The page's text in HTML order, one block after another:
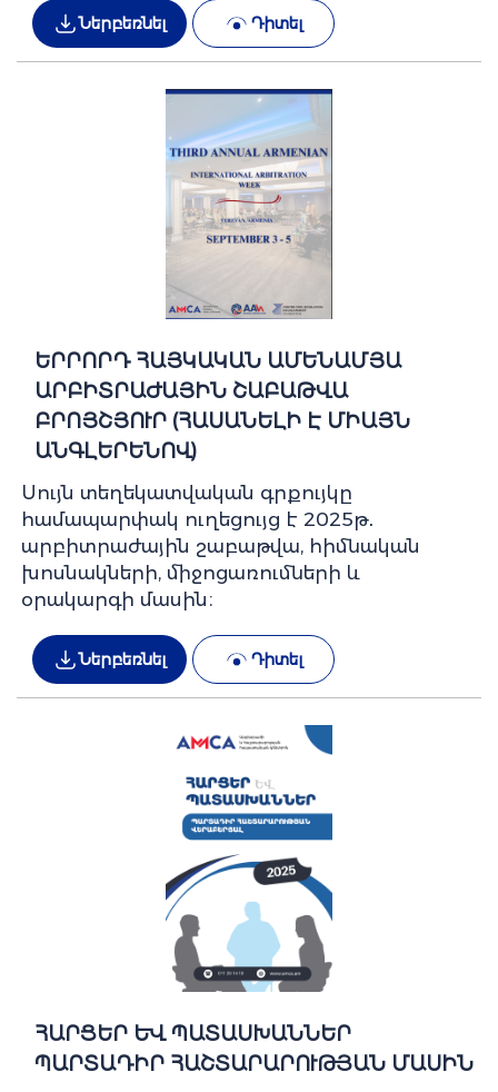
Ներբեռնել Դիտել
ԵՐՐՈՐԴ ՀԱՅԿԱԿԱՆ ԱՄԵՆԱՄՅԱ
ԱՐԲԻՏՐԱԺԱՅԻՆ ՇԱԲԱԹՎԱ
ԲՐՈՅՇՅՈՒՐ (ՀԱՍԱՆԵԼԻ Է ՄԻԱՅՆ
ԱՆԳԼԵՐԵՆՈՎ)
Սույն տեղեկատվական գրքույկը
համապարփակ ուղեցույց է 2025թ․
արբիտրաժային շաբաթվա, հիմնական
խոսնակների, միջոցառումների և
օրակարգի մասին։
Ներբեռնել Դիտել
ՀԱՐՑԵՐ ԵՎ ՊԱՏԱՍԽԱՆՆԵՐ
ՊԱՐՏԱԴԻՐ ՀԱՇՏԱՐԱՐՈՒԹՅԱՆ ՄԱՍԻՆ